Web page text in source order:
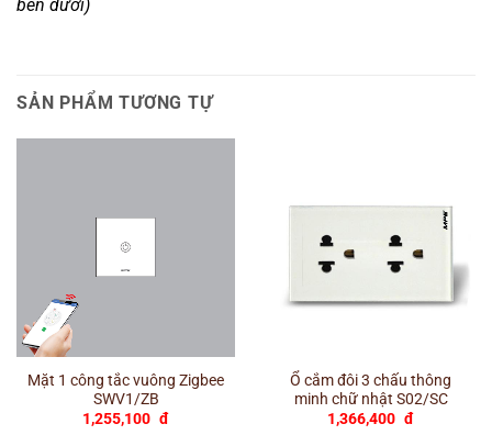
bên dưới)
SẢN PHẨM TƯƠNG TỰ
Mặt 1 công tắc vuông Zigbee
SWV1/ZB
1,255,100 đ
Ổ cắm đôi 3 chấu thông
minh chữ nhật S02/SC
1,366,400 đ